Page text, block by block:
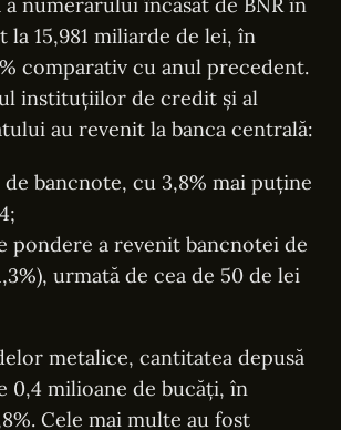
la 15,981 miliarde de lei, în
comparativ cu anul precedent.
instituțiilor de credit și al
au revenit la banca centrală:
de bancnote, cu 3,8% mai puține
pondere a revenit bancnotei de
urmată de cea de 50 de lei
metalice, cantitatea depusă
0,4 milioane de bucăți, în
Cele mai multe au fost